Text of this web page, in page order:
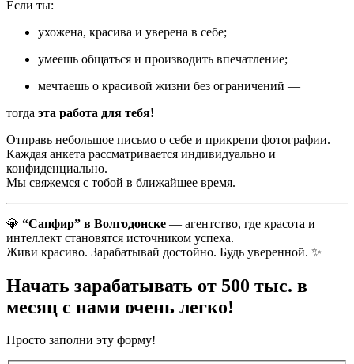
Если ты:
ухожена, красива и уверена в себе;
умеешь общаться и производить впечатление;
мечтаешь о красивой жизни без ограничений —
тогда эта работа для тебя!
Отправь небольшое письмо о себе и прикрепи фотографии.
Каждая анкета рассматривается индивидуально и
конфиденциально.
Мы свяжемся с тобой в ближайшее время.
💎 “Сапфир” в Волгодонске — агентство, где красота и
интеллект становятся источником успеха.
Живи красиво. Зарабатывай достойно. Будь уверенной. ✨
Начать зарабатывать от 500 тыс. в
месяц с нами очень легко!
Просто заполни эту форму!